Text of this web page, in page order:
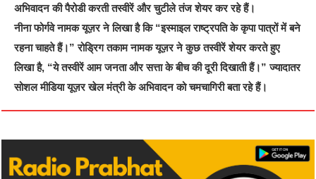
अभिवादन की पैरोडी करती तस्वीरें और चुटीले तंज शेयर कर रहे हैं।
नीना फोर्गवे नामक यूज़र ने लिखा है कि “इस्माइल राष्ट्रपति के कृपा पात्रों में बने
रहना चाहते हैं।” रोड्रिग तकाम नामक यूज़र ने कुछ तस्वीरें शेयर करते हुए
लिखा है, “ये तस्वीरें आम जनता और सत्ता के बीच की दूरी दिखाती हैं।” ज्यादातर
सोशल मीडिया यूज़र खेल मंत्री के अभिवादन को चमचागिरी बता रहे हैं।